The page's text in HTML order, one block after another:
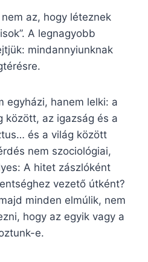
az, hogy léteznek
A legnagyobb
mindannyiunknak
egyházi, hanem lelki: a
között, az igazság és a
és a világ között
nem szociológiai,
A hitet zászlóként
vezető útként?
minden elmúlik, nem
hogy az egyik vagy a
e.